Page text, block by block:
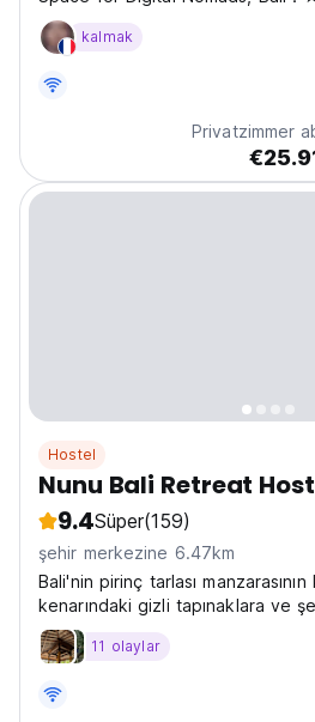
experience in the heart of
Berawa neighborhood, just
kalmak
Privatzimmer
Hostel
Nunu Bali Retreat
9.4Süper(159)
şehir merkezine 6.47km
Bali'nin pirinç tarlası
kenarındaki gizli tapınaklara ve
mesafesinde yer alan, nehir
sığınak olan Nunu Bali'nin sakin
11 olaylar